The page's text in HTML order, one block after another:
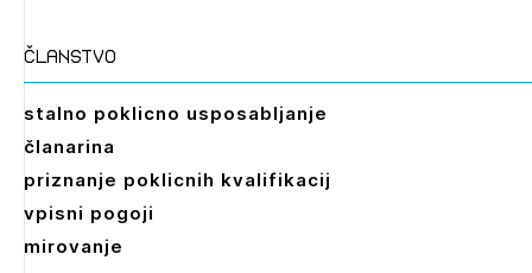
članstvo
stalno poklicno usposabljanje
članarina
priznanje poklicnih kvalifikacij
vpisni pogoji
mirovanje